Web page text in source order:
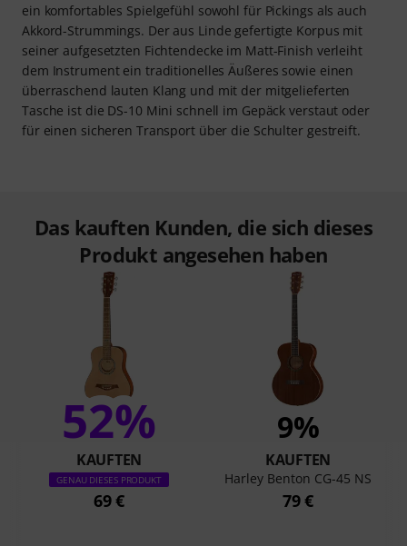
ein komfortables Spielgefühl sowohl für Pickings als auch
Akkord-Strummings. Der aus Linde gefertigte Korpus mit
seiner aufgesetzten Fichtendecke im Matt-Finish verleiht
dem Instrument ein traditionelles Äußeres sowie einen
überraschend lauten Klang und mit der mitgelieferten
Tasche ist die DS-10 Mini schnell im Gepäck verstaut oder
für einen sicheren Transport über die Schulter gestreift.
Das kauften Kunden, die sich dieses
Produkt angesehen haben
52%
KAUFTEN
GENAU DIESES PRODUKT
69 €
9%
KAUFTEN
Harley Benton CG-45 NS
79 €